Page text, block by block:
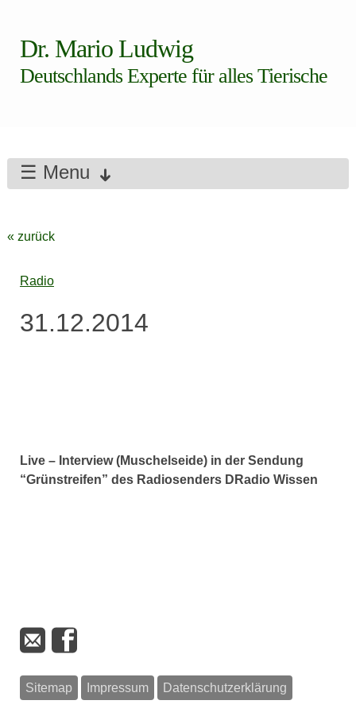
Dr. Mario Ludwig
Deutschlands Experte für alles Tierische
☰ Menu
« zurück
Radio
31.12.2014
Live – Interview (Muschelseide) in der Sendung
“Grünstreifen” des Radiosenders DRadio Wissen
Sitemap Impressum Datenschutzerklärung